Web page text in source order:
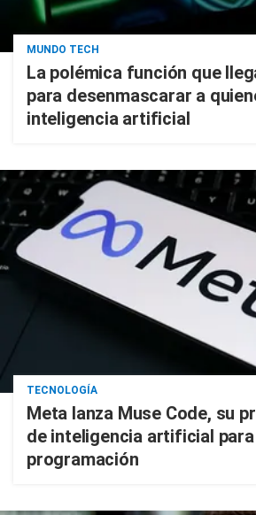
MUNDO TECH
La polémica función que
para desenmascarar a
inteligencia artificial
TECNOLOGÍA
Meta lanza Muse Code, su
de inteligencia artificial para
programación